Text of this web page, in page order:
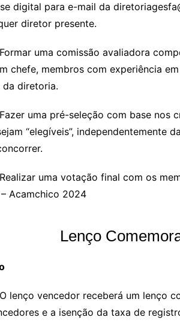
digital para e-mail da
diretor presente.
uma comissão avaliadora
chefe, membros com experiência
da diretoria.
pré-seleção com base nos
“elegíveis”, independentemente
uma votação final com os
Acamchico 2024
Lenço
vencedor receberá um lenço
e a isenção da taxa de